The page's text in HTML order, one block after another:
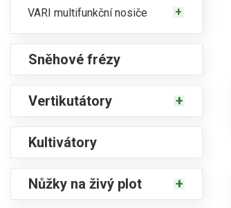
VARI multifunkční nosiče
Sněhové frézy
Vertikutátory
Kultivátory
Nůžky na živý plot